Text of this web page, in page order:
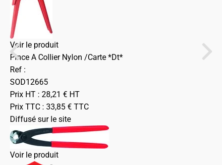
Voir le produit
Pince A Collier Nylon /Carte *Dt*
Ref :
SOD12665
Prix HT : 28,21 € HT
Prix TTC : 33,85 € TTC
Diffusé sur le site
Voir le produit